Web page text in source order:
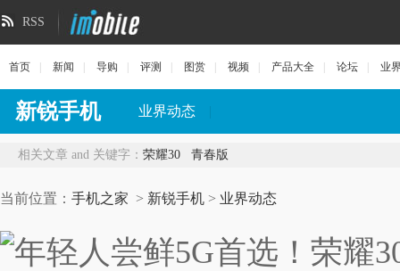
RSS
首页 新闻 导购 评测 图赏 视频 产品大全 论坛 业
新锐手机 业界动态
相关文章 and 关键字： 荣耀30 青春版
当前位置： 手机之家 > 新锐手机 > 业界动态